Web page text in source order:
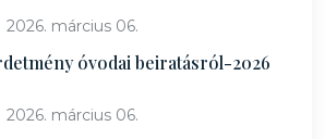
2026. március 06.
óvodai beiratásról-2026
2026. március 06.